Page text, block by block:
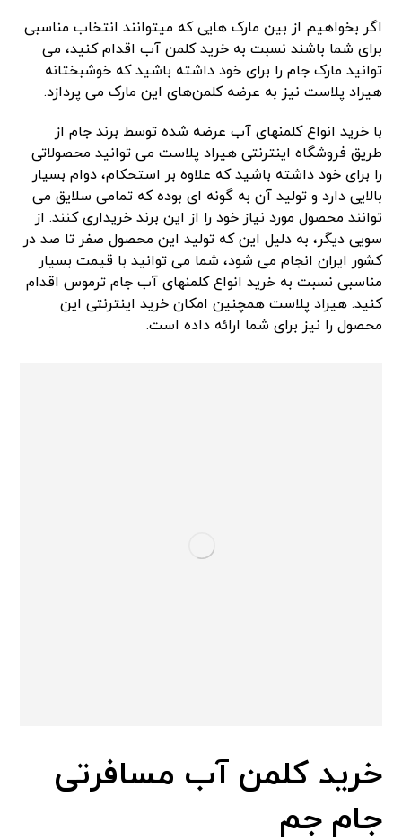
اگر بخواهیم از بین مارک هایی که میتوانند انتخاب مناسبی
برای شما باشند نسبت به خرید کلمن آب اقدام کنید، می
توانید مارک جام را برای خود داشته باشید که خوشبختانه
هیراد پلاست نیز به عرضه کلمن‌های این مارک می پردازد.
با خرید انواع کلمنهای آب عرضه شده توسط برند جام از
طریق فروشگاه اینترنتی هیراد پلاست می توانید محصولاتی
را برای خود داشته باشید که علاوه بر استحکام، دوام بسیار
بالایی دارد و تولید آن به گونه ای بوده که تمامی سلایق می
توانند محصول مورد نیاز خود را از این برند خریداری کنند. از
سویی دیگر، به دلیل این که تولید این محصول صفر تا صد در
کشور ایران انجام می شود، شما می توانید با قیمت بسیار
مناسبی نسبت به خرید انواع کلمنهای آب جام ترموس اقدام
کنید. هیراد پلاست همچنین امکان خرید اینترنتی این
محصول را نیز برای شما ارائه داده است.
خرید کلمن آب مسافرتی
جام جم